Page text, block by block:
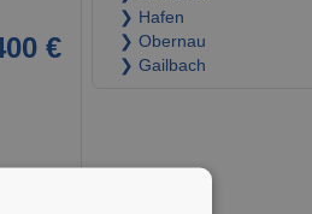
€
❯ Hafen
❯ Obernau
❯ Gailbach